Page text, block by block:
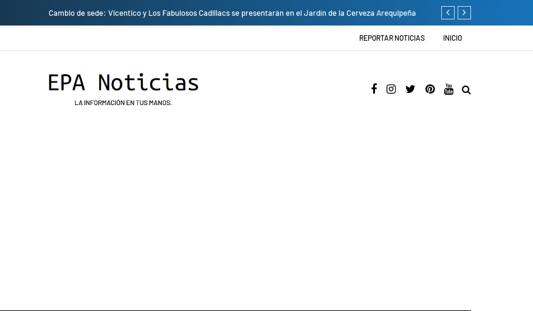
Cambio de sede: Vicentico y Los Fabulosos Cadillacs se presentarán en el Jardín de la Cerveza Arequipeña Empresas privadas
INICIO
REPORTAR NOTICIAS